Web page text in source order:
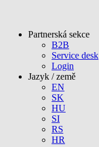
Partnerská sekce
B2B
Service desk
Login
Jazyk / země
EN
SK
HU
SI
RS
HR